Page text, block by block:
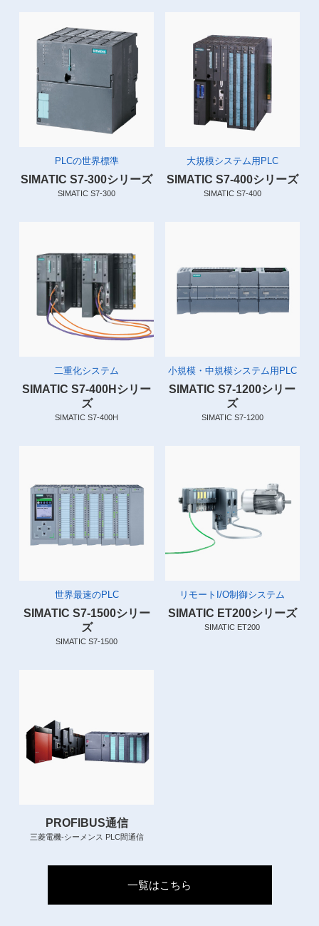
PLCの世界標準
SIMATIC S7-300シリーズ
SIMATIC S7-300
大規模システム用PLC
SIMATIC S7-400シリーズ
SIMATIC S7-400
二重化システム
SIMATIC S7-400Hシリー
ズ
SIMATIC S7-400H
小規模・中規模システム用PLC
SIMATIC S7-1200シリー
ズ
SIMATIC S7-1200
世界最速のPLC
SIMATIC S7-1500シリー
ズ
SIMATIC S7-1500
リモートI/O制御システム
SIMATIC ET200シリーズ
SIMATIC ET200
PROFIBUS通信
三菱電機-シーメンス PLC間通信
一覧はこちら